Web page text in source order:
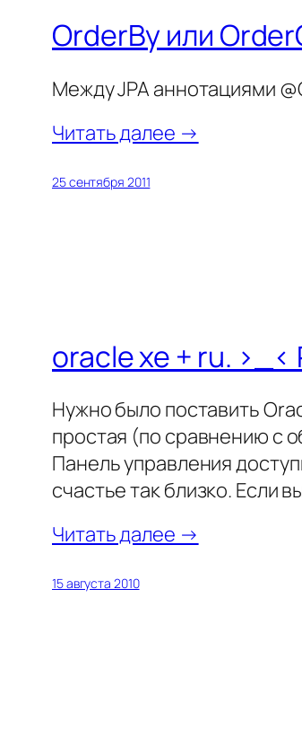
OrderBy или
Между JPA аннотациями
Читать далее →
25 сентября 2011
oracle xe + ru. >_<
Нужно было поставить
простая (по сравнению с
Панель управления
счастье так близко. Если
Читать далее →
15 августа 2010